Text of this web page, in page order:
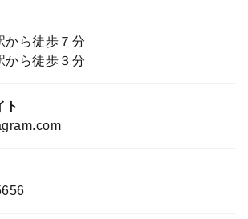
から徒歩７分
から徒歩３分
ト